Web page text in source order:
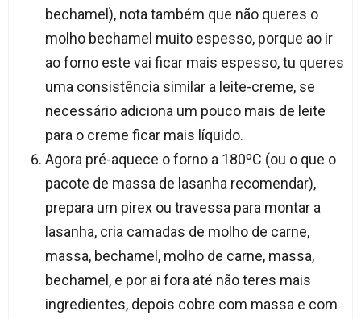
bechamel), nota também que não queres o
molho bechamel muito espesso, porque ao ir
ao forno este vai ficar mais espesso, tu queres
uma consistência similar a leite-creme, se
necessário adiciona um pouco mais de leite
para o creme ficar mais líquido.
Agora pré-aquece o forno a 180ºC (ou o que o
pacote de massa de lasanha recomendar),
prepara um pirex ou travessa para montar a
lasanha, cria camadas de molho de carne,
massa, bechamel, molho de carne, massa,
bechamel, e por ai fora até não teres mais
ingredientes, depois cobre com massa e com